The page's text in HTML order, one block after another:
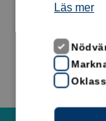
Läs mer